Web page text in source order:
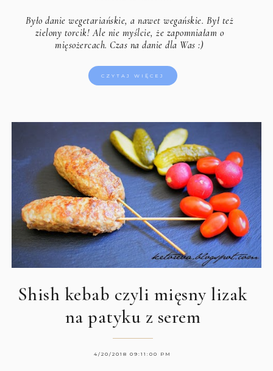
Było danie wegetariańskie, a nawet wegańskie. Był też
zielony torcik! Ale nie myślcie, że zapomniałam o
mięsożercach. Czas na danie dla Was :)
CZYTAJ WIĘCEJ
Shish kebab czyli mięsny lizak
na patyku z serem
4/20/2018 09:11:00 PM